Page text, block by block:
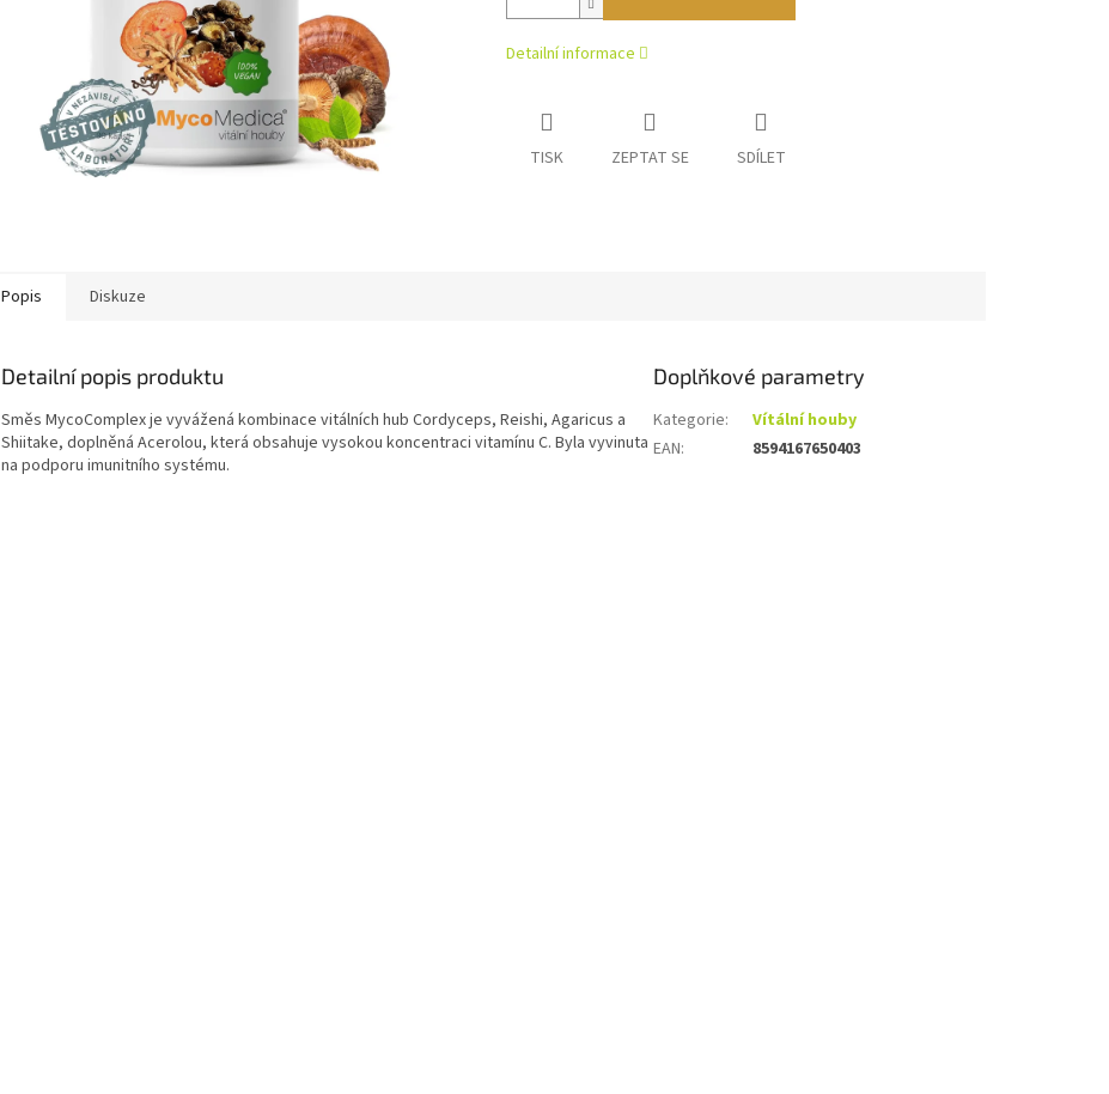
Detailní informace
TISK ZEPTAT SE SDÍLET
Popis Diskuze
Detailní popis produktu
Směs MycoComplex je vyvážená kombinace vitálních hub Cordyceps, Reishi, Agaricus a
Shiitake, doplněná Acerolou, která obsahuje vysokou koncentraci vitamínu C. Byla vyvinuta
na podporu imunitního systému.
Doplňkové parametry
Kategorie:
Vítální houby
EAN: 8594167650403